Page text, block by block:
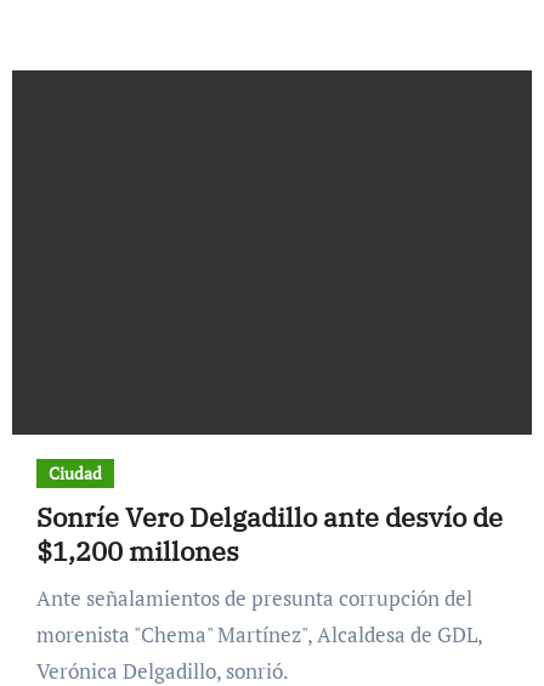
Ciudad
Sonríe Vero Delgadillo ante desvío de
$1,200 millones
Ante señalamientos de presunta corrupción del
morenista "Chema" Martínez", Alcaldesa de GDL,
Verónica Delgadillo, sonrió.